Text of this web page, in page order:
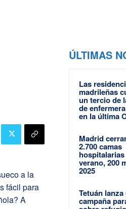
a la
fácil para
A
ÚLTIMAS
Las
madrileñas
un tercio de
de
en la última
Madrid
2.700 camas
verano, 200
2025
Tetuán lanza
campaña